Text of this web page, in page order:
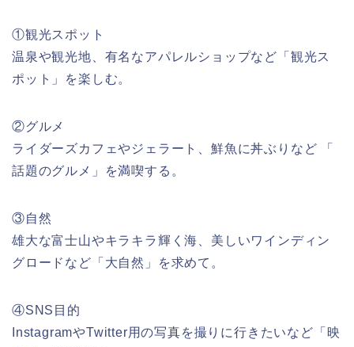
①観光スポット
温泉や観光地、有名なアパレルショップなど「観光ス
ポット」を楽しむ。
②グルメ
ライダーズカフェやジェラート、鮮魚に丼ぶりなど 「
話題のグルメ」を満喫する。
③自然
雄大な富士山やキラキラ輝く海、美しいワインディン
グロードなど「大自然」を求めて。
④SNS目的
InstagramやTwitter用の写真を撮りに行きたいなど「映